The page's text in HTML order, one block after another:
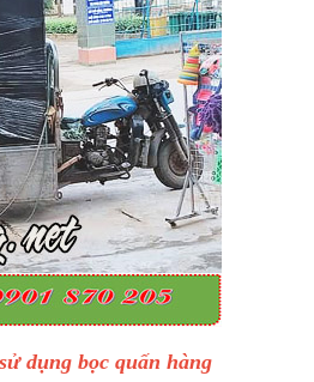
dụng bọc quấn hàng